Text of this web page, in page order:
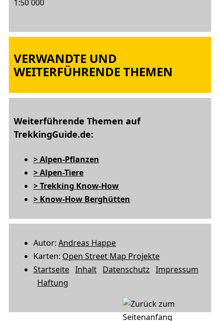
1:50 000
VERWANDTE UND
WEITERFÜHRENDE THEMEN
Weiterführende Themen auf
TrekkingGuide.de:
> Alpen-Pflanzen
> Alpen-Tiere
> Trekking Know-How
> Know-How Berghütten
Autor: Andreas Happe
Karten: Open Street Map Projekte
Startseite Inhalt Datenschutz Impressum
Haftung